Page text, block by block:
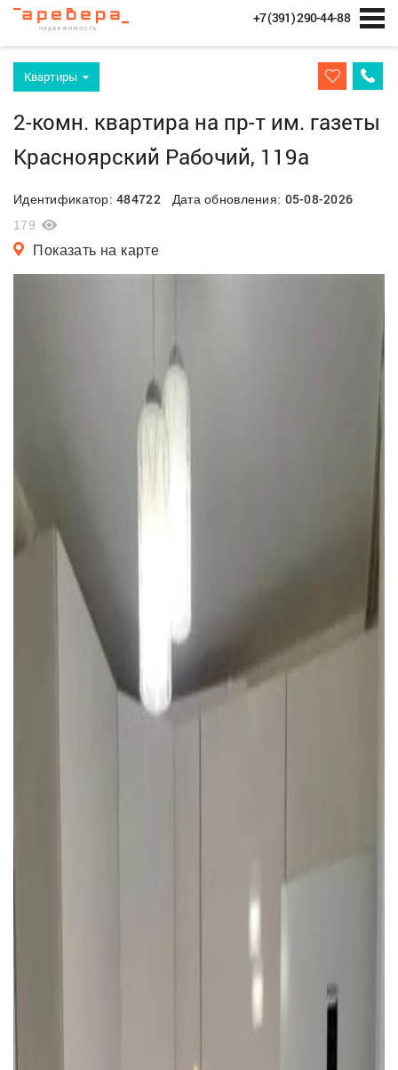
+7 (391) 290-44-88
Квартиры
2-комн. квартира на пр-т им. газеты
Красноярский Рабочий, 119а
Идентификатор:484722Дата обновления: 05-08-2026
179
Показать на карте